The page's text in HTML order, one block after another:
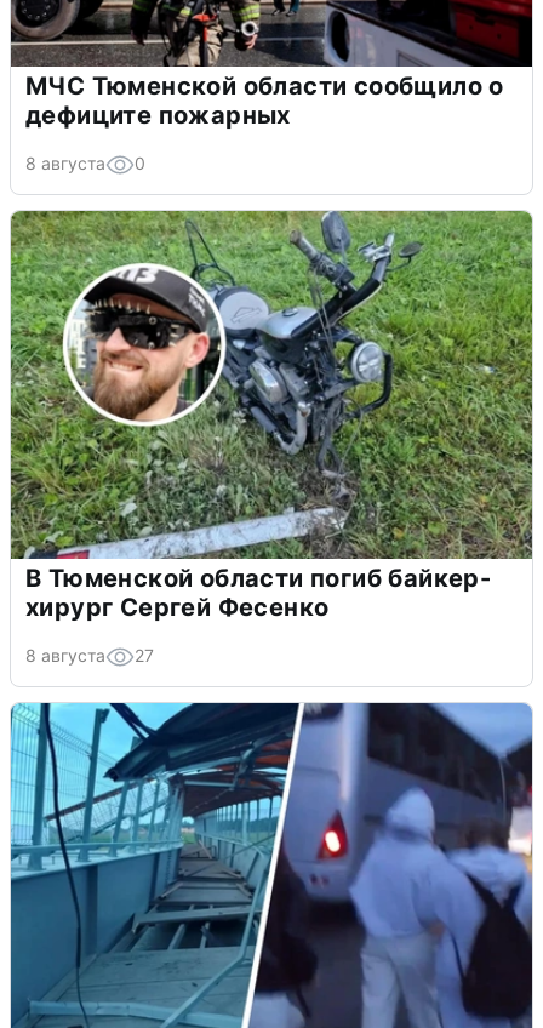
МЧС Тюменской области сообщило о
дефиците пожарных
8 августа 0
В Тюменской области погиб байкер-
хирург Сергей Фесенко
8 августа 27